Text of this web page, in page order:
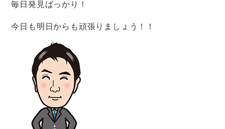
毎日発見ばっかり！
今日も明日からも頑張りましょう！！